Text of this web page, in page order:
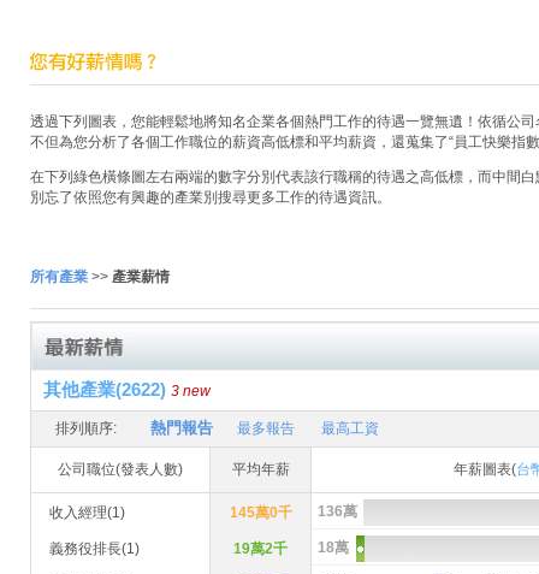
透過下列圖表，您能輕鬆地將知名企業各個熱門工作的待遇一覽無遺！依循公
不但為您分析了各個工作職位的薪資高低標和平均薪資，還蒐集了“員工快樂指
在下列綠色橫條圖左右兩端的數字分別代表該行職稱的待遇之高低標，而中間
別忘了依照您有興趣的產業別搜尋更多工作的待遇資訊。
所有產業 >> 產業薪情
其他產業(2622) 3 new
排列順序: 熱門報告 最多報告 最高工資
公司職位(發表人數) 平均年薪 年薪圖表(台
收入經理(1) 145萬0千 136萬
義務役排長(1) 19萬2千 18萬